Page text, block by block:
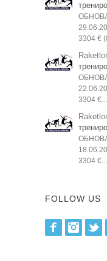
3304 €
3304 €...
3304 €...
FOLLOW US
Facebook